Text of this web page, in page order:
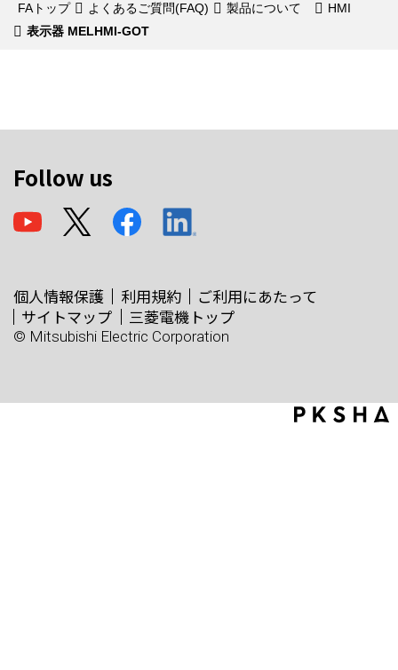
FAトップ よくあるご質問(FAQ) 製品について
HMI
表示器 MELHMI-GOT
Follow us
個人情報保護 利用規約
ご利用にあたって
サイトマップ
三菱電機トップ
© Mitsubishi Electric Corporation